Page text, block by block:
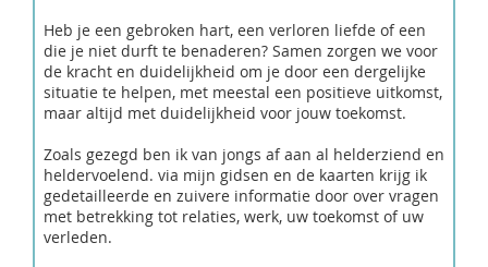
Heb je een gebroken hart, een verloren liefde of een
die je niet durft te benaderen? Samen zorgen we voor
de kracht en duidelijkheid om je door een dergelijke
situatie te helpen, met meestal een positieve uitkomst,
maar altijd met duidelijkheid voor jouw toekomst.
Zoals gezegd ben ik van jongs af aan al helderziend en
heldervoelend. via mijn gidsen en de kaarten krijg ik
gedetailleerde en zuivere informatie door over vragen
met betrekking tot relaties, werk, uw toekomst of uw
verleden.